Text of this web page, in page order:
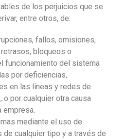
de los perjuicios que se
entre otros, de:
fallos, omisiones,
bloqueos o
funcionamiento del sistema
por deficiencias,
en las líneas y redes de
o por cualquier otra causa
empresa.
mediante el uso de
de cualquier tipo y a través de